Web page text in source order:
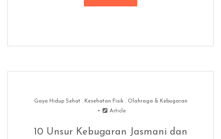
Gaya Hidup Sehat. Kesehatan Fisik . Olahraga & Kebugaran
Article
10 Unsur Kebugaran Jasmani dan